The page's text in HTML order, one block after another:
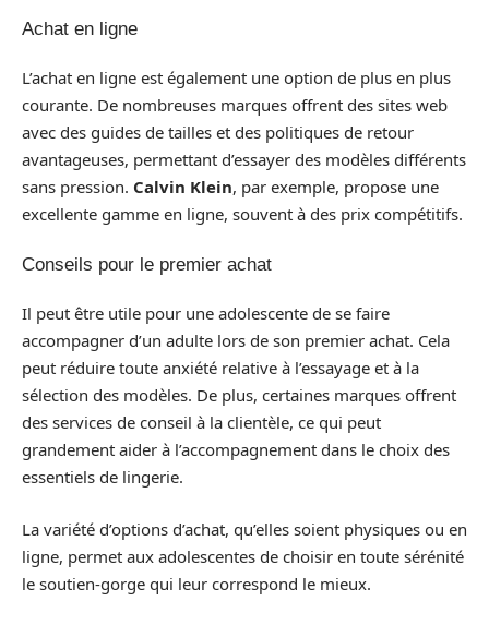
Achat en ligne
L’achat en ligne est également une option de plus en plus
courante. De nombreuses marques offrent des sites web
avec des guides de tailles et des politiques de retour
avantageuses, permettant d’essayer des modèles différents
sans pression. Calvin Klein, par exemple, propose une
excellente gamme en ligne, souvent à des prix compétitifs.
Conseils pour le premier achat
Il peut être utile pour une adolescente de se faire
accompagner d’un adulte lors de son premier achat. Cela
peut réduire toute anxiété relative à l’essayage et à la
sélection des modèles. De plus, certaines marques offrent
des services de conseil à la clientèle, ce qui peut
grandement aider à l’accompagnement dans le choix des
essentiels de lingerie.
La variété d’options d’achat, qu’elles soient physiques ou en
ligne, permet aux adolescentes de choisir en toute sérénité
le soutien-gorge qui leur correspond le mieux.